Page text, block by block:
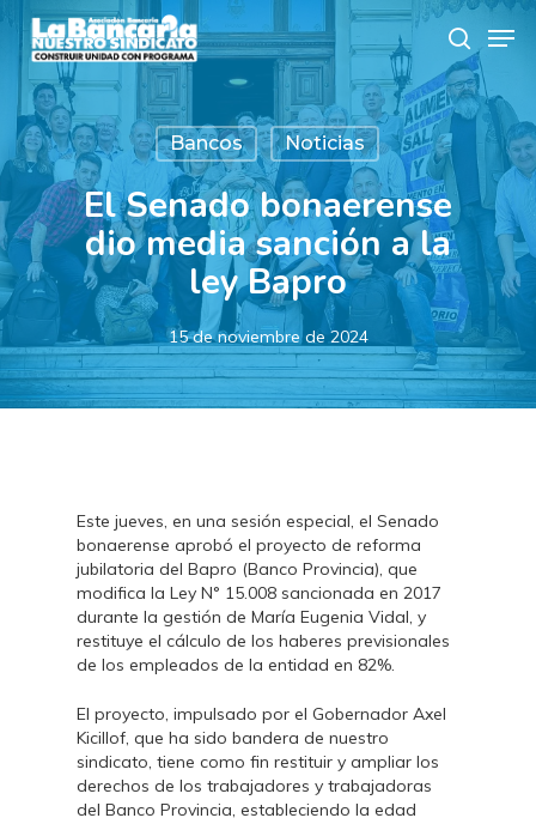
main
content
search
Bancos Noticias
El Senado bonaerense
dio media sanción a la
ley Bapro
15 de noviembre de 2024
Este jueves, en una sesión especial, el Senado
bonaerense aprobó el proyecto de reforma
jubilatoria del Bapro (Banco Provincia), que
modifica la Ley N° 15.008 sancionada en 2017
durante la gestión de María Eugenia Vidal, y
restituye el cálculo de los haberes previsionales
de los empleados de la entidad en 82%.
El proyecto, impulsado por el Gobernador Axel
Kicillof, que ha sido bandera de nuestro
sindicato, tiene como fin restituir y ampliar los
derechos de los trabajadores y trabajadoras
del Banco Provincia, estableciendo la edad